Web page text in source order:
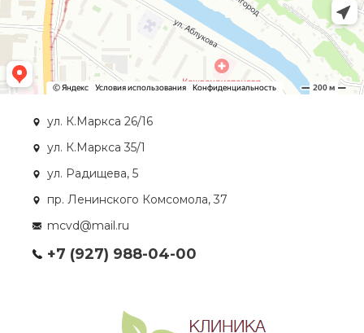
ул. К.Маркса 26/16
ул. К.Маркса 35/1
ул. Радищева, 5
пр. Ленинского Комсомола, 37
mcvd@mail.ru
+7 (927) 988-04-00